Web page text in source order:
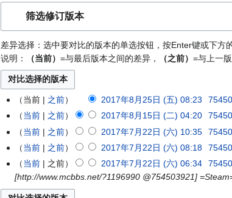
导
航
搜
索
筛选修订版本
差异选择：选中要对比的版本的单选按钮，按Enter键或下方
说明：
（当前） =与最后版本之间的差异， （之前） =与上一
2017
年
日
当前 之前 2017年8月25日 (五) 08:23
2017
年
当前 之前 2017年8月15日 (二) 04:20
2017
年
当前 之前 2017年7月22日 (六) 10:35
无
辑
摘
当前 之前 2017年7月22日 (六) 08:18
无
编
辑
当前 之前 2017年7月22日 (六) 06:34
[http://www.mcbbs.net/?1196990 @754503921]